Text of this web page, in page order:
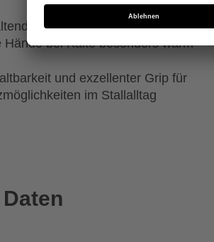
und atmungsaktive Thinsulate-
Hände bei Kälte besonders warm
und exzellenter Grip für
im Stallalltag